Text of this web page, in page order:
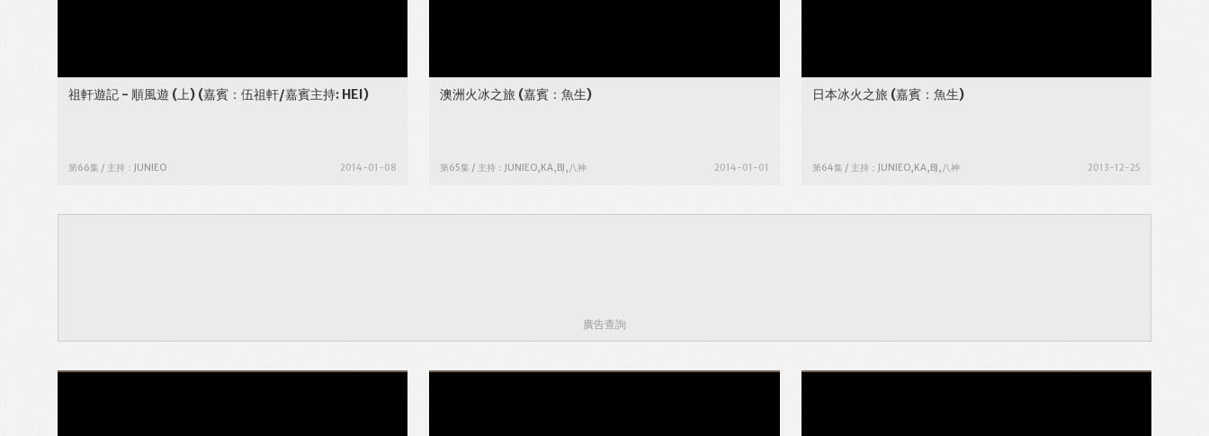
祖軒遊記 - 順風遊 (上) (嘉賓：伍祖軒/嘉賓主持: HEI)
第66集 / 主持：JUNIEO 2014-01-08
澳洲火冰之旅 (嘉賓：魚生)
第65集 / 主持：JUNIEO,KA,BJ,八神 2014-01-01
日本冰火之旅 (嘉賓：魚生)
第64集 / 主持：JUNIEO,KA,BJ,八神 2013-12-25
廣告查詢